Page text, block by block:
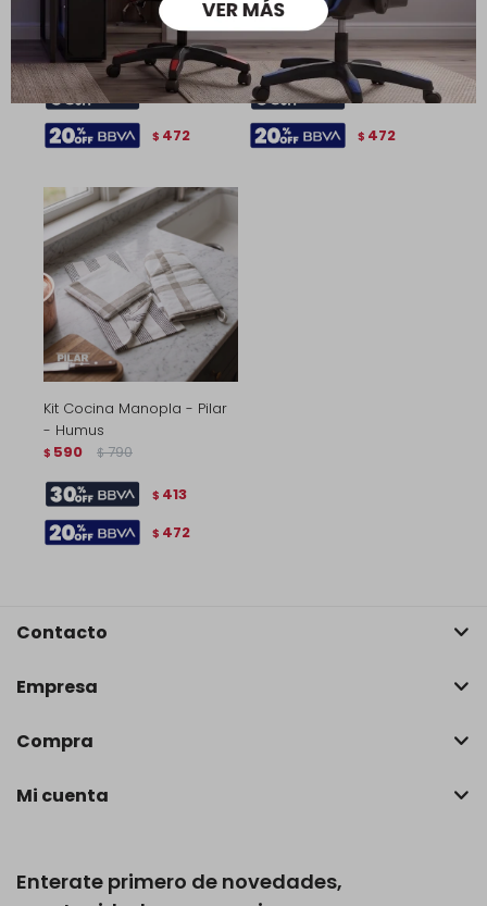
Kit Cocina Manopla - Pilar
- Bluestone
590 $ 790
$413
$ 472
Kit Cocina Manopla - Pilar
- Magnolia
590 $ 790
$413
$ 472
Kit Cocina Manopla - Pilar
- Humus
$ 590 $ 790
$ 413
$ 472
Enterate primero de novedades,
Contacto
Empresa
Compra
Mi cuenta